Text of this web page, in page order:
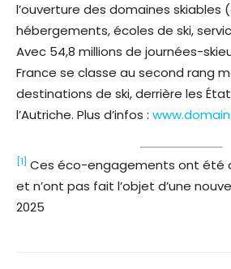
l’ouverture des domaines skiables
hébergements, écoles de ski,
Avec 54,8 millions de journées-
France se classe au second rang
destinations de ski, derrière les
l’Autriche. Plus d’infos :
[1] Ces éco-engagements ont été
et n’ont pas fait l’objet d’une
2025